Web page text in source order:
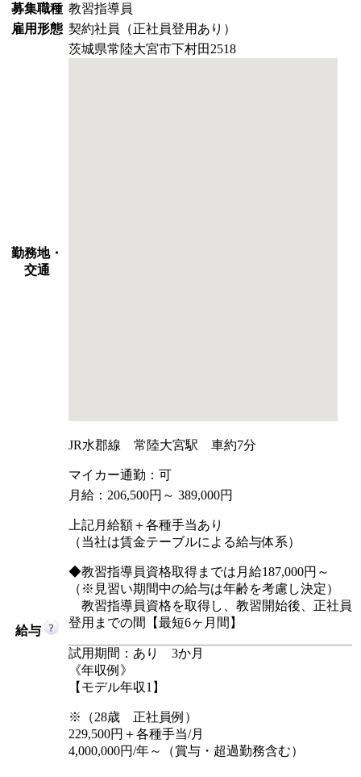
募集職種 教習指導員
雇用形態 契約社員（正社員登用あり）
勤務地・
交通
茨城県常陸大宮市下村田2518
JR水郡線 常陸大宮駅 車約7分
マイカー通勤：可
給与
月給：206,500円～ 389,000円
上記月給額＋各種手当あり
（当社は賃金テーブルによる給与体系）
◆教習指導員資格取得までは月給187,000円～
（※見習い期間中の給与は年齢を考慮し決定）
教習指導員資格を取得し、教習開始後、正社員
登用までの間【最短6ヶ月間】
試用期間：あり 3か月
《年収例》
【モデル年収1】
※（28歳 正社員例）
229,500円＋各種手当/月
4,000,000円/年～（賞与・超過勤務含む）